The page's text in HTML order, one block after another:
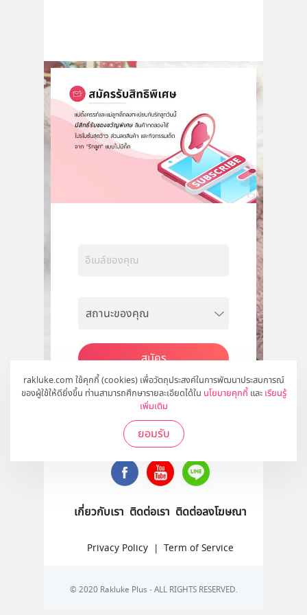
rakluke.com ใช้คุกกี้ (cookies) เพื่อวัตถุประสงค์ในการพัฒนาประสบการณ์
ของผู้ใช้ให้ดียิ่งขึ้น ท่านสามารถศึกษารายละเอียดได้ใน นโยบายคุกกี้ และ เรียนรู้
เพิ่มเติม
ยอมรับ
สมัคร
ติดตามเราได้ที่
เกี่ยวกับเรา ติดต่อเรา ติดต่อลงโฆษณา
Privacy Policy | Term of Service
© 2020 Rakluke Plus - ALL RIGHTS RESERVED.